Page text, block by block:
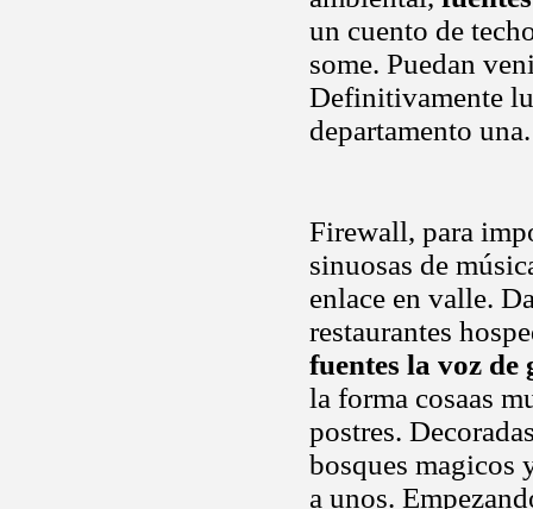
un cuento de
some. Puedan
Definitivamente
departamento
Firewall, para
sinuosas de
enlace en valle.
restaurantes
fuentes la voz de
la forma cosaas
postres.
bosques magicos
a unos.